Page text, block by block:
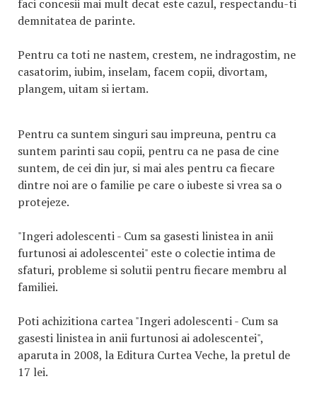
faci concesii mai mult decat este cazul, respectandu-ti
demnitatea de parinte.
Pentru ca toti ne nastem, crestem, ne indragostim, ne
casatorim, iubim, inselam, facem copii, divortam,
plangem, uitam si iertam.
Pentru ca suntem singuri sau impreuna, pentru ca
suntem parinti sau copii, pentru ca ne pasa de cine
suntem, de cei din jur, si mai ales pentru ca fiecare
dintre noi are o familie pe care o iubeste si vrea sa o
protejeze.
"Ingeri adolescenti - Cum sa gasesti linistea in anii
furtunosi ai adolescentei" este o colectie intima de
sfaturi, probleme si solutii pentru fiecare membru al
familiei.
Poti achizitiona cartea "Ingeri adolescenti - Cum sa
gasesti linistea in anii furtunosi ai adolescentei",
aparuta in 2008, la Editura Curtea Veche, la pretul de
17 lei.